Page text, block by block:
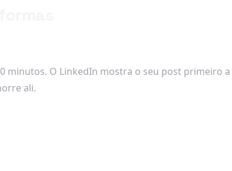
minutos. O LinkedIn mostra o seu post primeiro a
ali.